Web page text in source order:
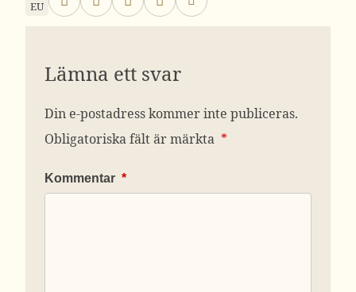
EU
Lämna ett svar
Din e-postadress kommer inte publiceras.
Obligatoriska fält är märkta *
Kommentar *